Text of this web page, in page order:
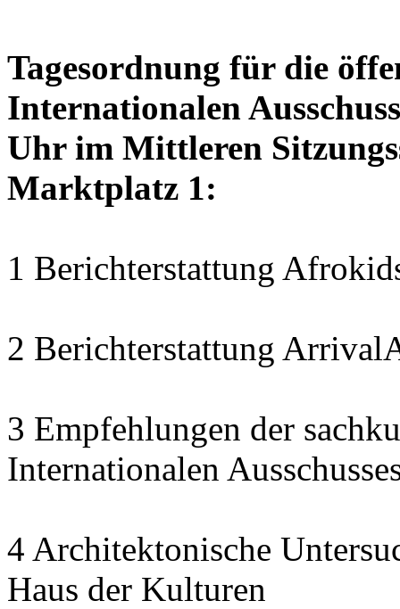
Tagesordnung für die
Internationalen
Uhr im Mittleren
Marktplatz 1:
1 Berichterstattung
2 Berichterstattung
3 Empfehlungen der
Internationalen
4 Architektonische
Haus der Kulturen